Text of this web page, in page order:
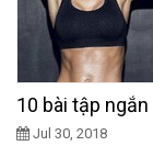
10 bài tập
Jul 30, 2018